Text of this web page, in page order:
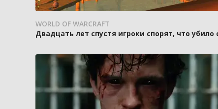
WORLD OF WARCRAFT
Двадцать лет спустя игроки спорят, что